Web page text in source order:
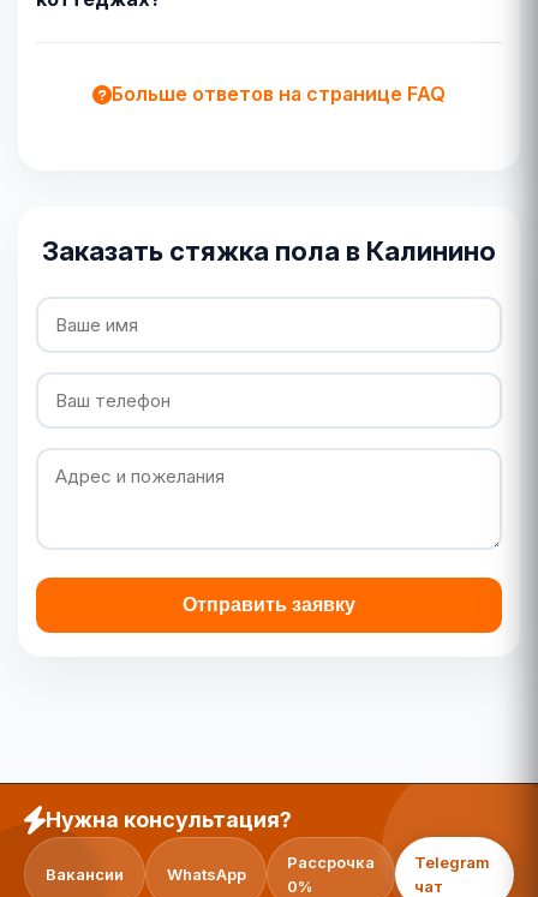
Больше ответов на странице FAQ
Заказать стяжка пола в Калинино
Отправить заявку
Нужна консультация?
Вакансии WhatsApp
Рассрочка
0%
Telegram
чат